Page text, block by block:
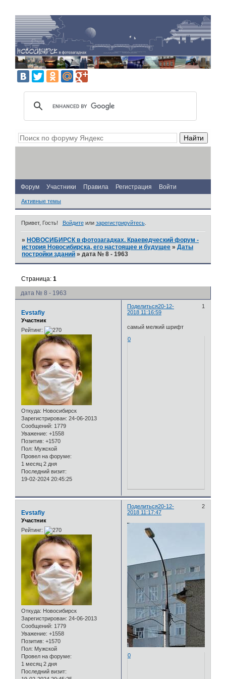
Форум Участники Правила Регистрация Войти
Активные темы
Привет, Гость! Войдитеили зарегистрируйтесь.
» НОВОСИБИРСК в фотозагадках. Краеведческий форум -
история Новосибирска, его настоящее и будущее »Даты
постройки зданий »дата № 8 - 1963
дата № 8 - 1963
Страница:1
Поделиться 1
20-12-
2018 11:16:59
Evstafiy
Участник
Рейтинг:
Откуда: Новосибирск
Зарегистрирован: 24-06-2013
Сообщений: 1779
Уважение: +1558
Позитив: +1570
Пол: Мужской
Провел на форуме:
1 месяц 2 дня
Последний визит:
19-02-2024 20:45:25
самый мелкий шрифт
0
Поделиться 2
20-12-
2018 11:17:47
Evstafiy
Участник
Рейтинг:
Откуда: Новосибирск
Зарегистрирован: 24-06-2013
Сообщений: 1779
Уважение: +1558
Позитив: +1570
Пол: Мужской
Провел на форуме:
1 месяц 2 дня
Последний визит:
0